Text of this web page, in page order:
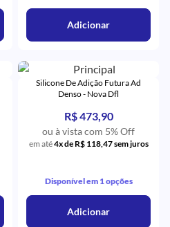
Adicionar
Silicone De Adição Futura Ad
Denso - Nova Dfl
R$ 473,90
ou à vista com 5% Off
em até4x de R$ 118,47 sem juros
Disponível em 1 opções
Adicionar